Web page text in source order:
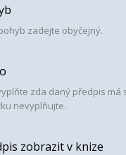
zadejte obyčejný.
zda daný předpis
nevyplňujte.
zobrazit v knize